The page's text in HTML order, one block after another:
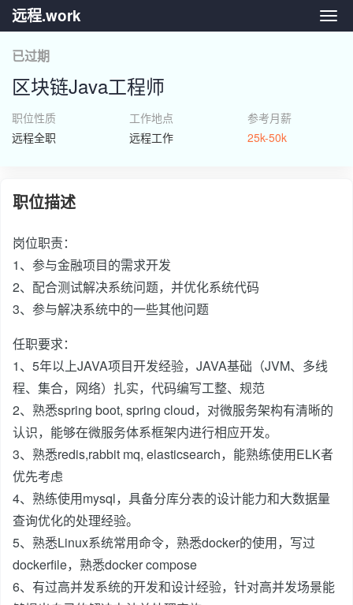
远
远程.work
已过期
区块链Java工程师
职位性质
远程全职
工作地点
远程工作
参考月薪
25k-50k
职位描述
岗位职责：
1、参与金融项目的需求开发
2、配合测试解决系统问题，并优化系统代码
3、参与解决系统中的一些其他问题
任职要求：
1、5年以上JAVA项目开发经验，JAVA基础（JVM、多线
程、集合，网络）扎实，代码编写工整、规范
2、熟悉spring boot, spring cloud，对微服务架构有清晰的
认识，能够在微服务体系框架内进行相应开发。
3、熟悉redis,rabbit mq, elasticsearch，能熟练使用ELK者
优先考虑
4、熟练使用mysql，具备分库分表的设计能力和大数据量
查询优化的处理经验。
5、熟悉Linux系统常用命令，熟悉docker的使用，写过
dockerfile，熟悉docker compose
6、有过高并发系统的开发和设计经验，针对高并发场景能